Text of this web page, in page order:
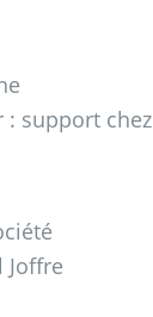
: supportchez
Joffre